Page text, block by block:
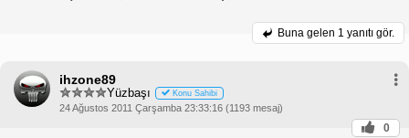
Buna gelen 1 yanıtı gör.
ihzone89
Yüzbaşı Konu Sahibi
24 Ağustos 2011 Çarşamba 23:33:16 (1193 mesaj)
0